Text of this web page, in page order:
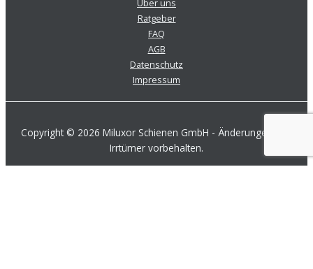
Über uns
Ratgeber
FAQ
AGB
Datenschutz
Impressum
Copyright © 2026 Miluxor Schienen GmbH - Änderungen und
Irrtümer vorbehalten.